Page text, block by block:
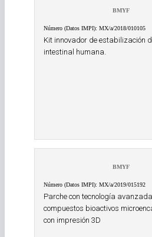
BMYF
Número (Datos IMPI): MX/a/2018/010105
Kit innovador de estabilización
intestinal humana.
BMYF
Número (Datos IMPI): MX/a/2019/015192
Parche con tecnología
compuestos bioactivos
con impresión 3D